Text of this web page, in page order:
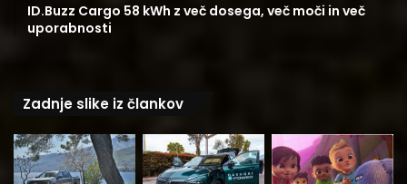
ID.Buzz Cargo 58 kWh z več dosega, več moči in več
uporabnosti
Zadnje slike iz člankov